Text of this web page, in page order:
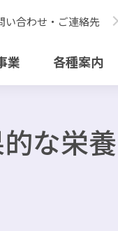
い合わせ・ご連絡先
業 各種案内
な栄